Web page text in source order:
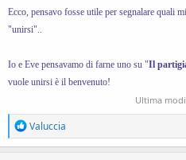
i
s
u
s
o
n
e
z
Ecco, pensavo fosse utile per segnalare quali
"unirsi"..
Io e Eve pensavamo di farne uno su "Il
vuole unirsi è il benvenuto!
Ultima
R
e
a
Valuccia